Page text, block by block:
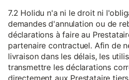
7.2 Holidu n'a ni le droit ni
demandes d'annulation ou de
déclarations à faire au
partenaire contractuel. Afin de
livraison dans les délais, les
transmettre les déclarations